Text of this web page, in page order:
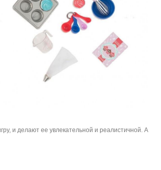
и делают ее увлекательной и реалистичной. А